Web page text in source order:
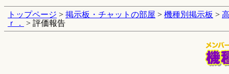
トップページ > 掲示板・チャットの部屋 > 機種別掲示板 >
ｒ．
> 評価報告